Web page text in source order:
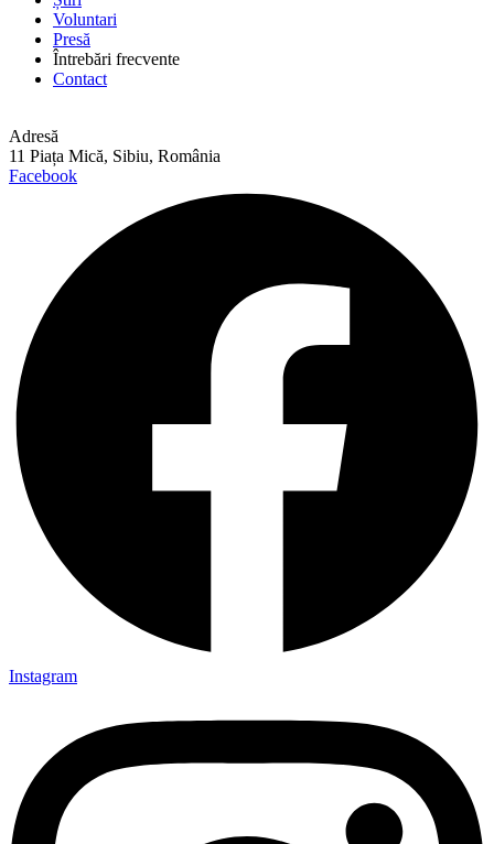
Voluntari
Presă
Întrebări frecvente
Contact
Adresă
11 Piața Mică, Sibiu, România
Facebook
Instagram